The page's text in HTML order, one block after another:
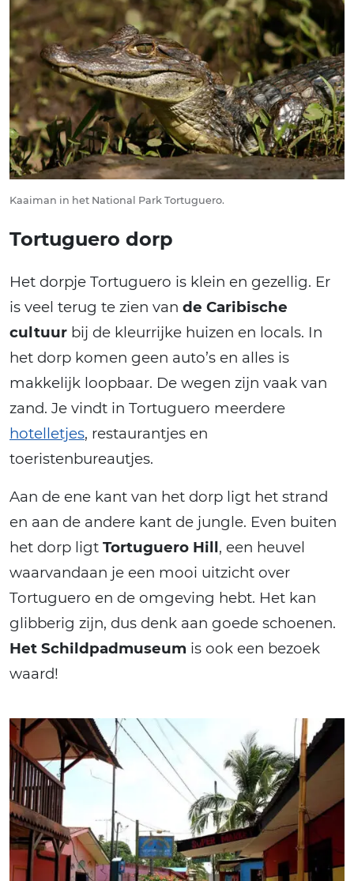
Kaaiman in het National Park Tortuguero.
Tortuguero dorp
Het dorpje Tortuguero is klein en gezellig. Er
is veel terug te zien van de Caribische
cultuur bij de kleurrijke huizen en locals. In
het dorp komen geen auto’s en alles is
makkelijk loopbaar. De wegen zijn vaak van
zand. Je vindt in Tortuguero meerdere
hotelletjes, restaurantjes en
toeristenbureautjes.
Aan de ene kant van het dorp ligt het strand
en aan de andere kant de jungle. Even buiten
het dorp ligt Tortuguero Hill, een heuvel
waarvandaan je een mooi uitzicht over
Tortuguero en de omgeving hebt. Het kan
glibberig zijn, dus denk aan goede schoenen.
Het Schildpadmuseum is ook een bezoek
waard!